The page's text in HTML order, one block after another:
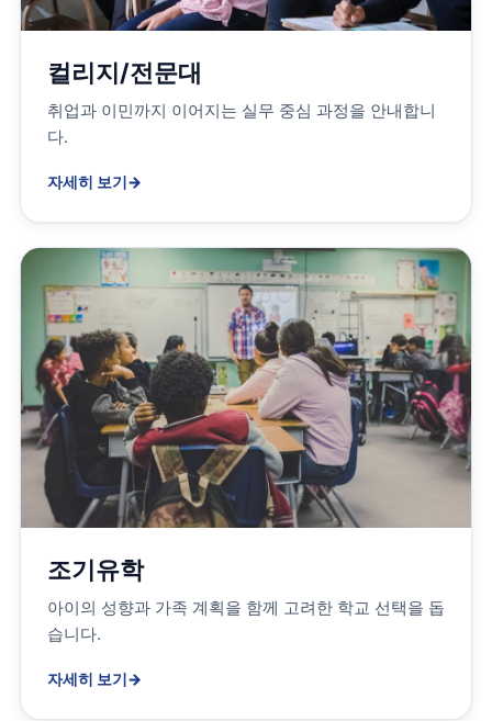
컬리지/전문대
취업과 이민까지 이어지는 실무 중심 과정을 안내합니
다.
자세히 보기→
조기유학
아이의 성향과 가족 계획을 함께 고려한 학교 선택을 돕
습니다.
자세히 보기→